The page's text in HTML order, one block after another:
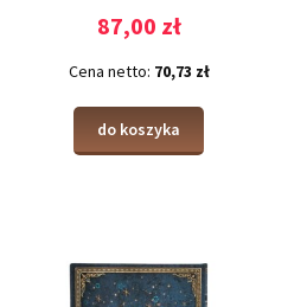
87,00 zł
Cena netto: 70,73 zł
do koszyka